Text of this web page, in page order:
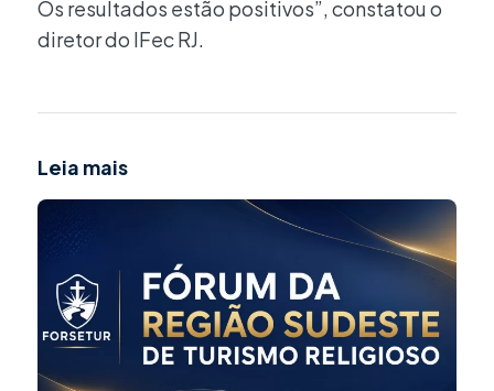
Os resultados estão positivos”, constatou o
diretor do IFec RJ.
Leia mais